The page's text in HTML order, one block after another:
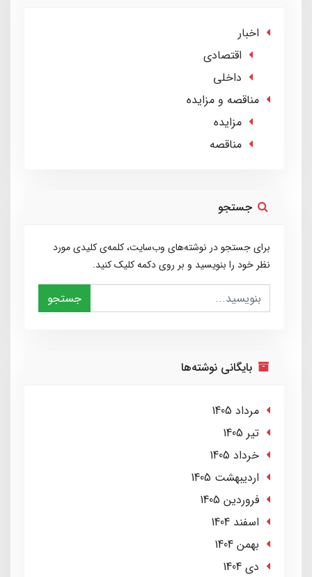
اخبار
اقتصادی
داخلی
مناقصه و مزایده
مزایده
مناقصه
جستجو
برای جستجو در نوشته‌های وب‌سایت، کلمه‌ی کلیدی مورد
نظر خود را بنویسید و بر روی دکمه کلیک کنید.
جستجو
بایگانی نوشته‌ها
مرداد 1405
تير 1405
خرداد 1405
ارديبهشت 1405
فروردین 1405
اسفند 1404
بهمن 1404
دی 1404